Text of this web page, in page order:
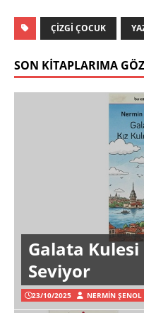
ÇIZGI ÇOCUK
SON KITAPLARIMA
Galata Kulesi
Seviyor
23/10/2025 NERMIN ŞENOL